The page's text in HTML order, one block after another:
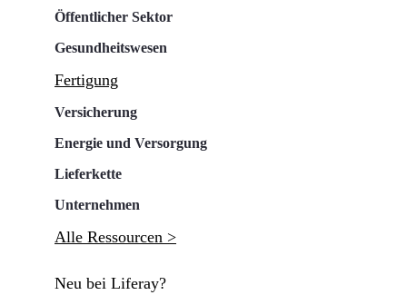
Öffentlicher Sektor
Gesundheitswesen
Fertigung
Versicherung
Energie und Versorgung
Lieferkette
Unternehmen
Alle Ressourcen >
Neu bei Liferay?